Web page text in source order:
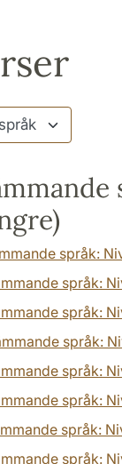
språk:
språk:
språk:
språk:
språk:
språk:
språk:
språk: